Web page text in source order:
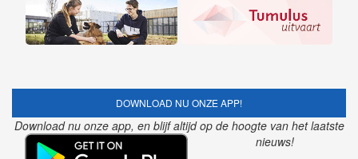
DOWNLOAD NU ONZE APP!
Download nu onze app, en blijf altijd op de hoogte van het laatste
nieuws!